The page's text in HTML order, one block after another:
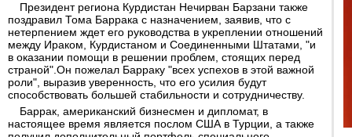
Президент региона Курдистан Нечирван Барзани также
поздравил Тома Баррака с назначением, заявив, что с
нетерпением ждет его руководства в укреплении отношений
между Ираком, Курдистаном и Соединенными Штатами, "и
в оказании помощи в решении проблем, стоящих перед
страной".Он пожелал Барраку "всех успехов в этой важной
роли", выразив уверенность, что его усилия будут
способствовать большей стабильности и сотрудничеству.
Баррак, американский бизнесмен и дипломат, в
настоящее время является послом США в Турции, а также